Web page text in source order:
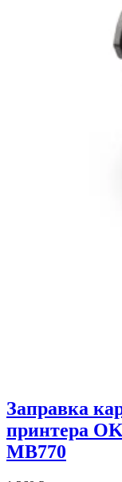
Заправка
принтера
MB770